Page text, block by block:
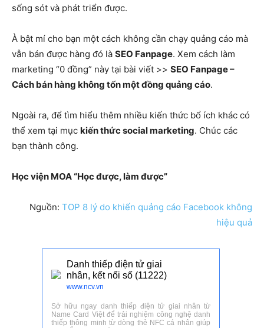
sống sót và phát triển được.
À bật mí cho bạn một cách không cần chạy quảng cáo mà
vẫn bán được hàng đó là SEO Fanpage. Xem cách làm
marketing “0 đồng” này tại bài viết >> SEO Fanpage –
Cách bán hàng không tốn một đồng quảng cáo.
Ngoài ra, để tìm hiểu thêm nhiều kiến thức bổ ích khác có
thể xem tại mục kiến thức social marketing. Chúc các
bạn thành công.
Học viện MOA “Học được, làm được”
Nguồn: TOP 8 lý do khiến quảng cáo Facebook không
hiệu quả